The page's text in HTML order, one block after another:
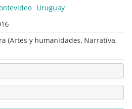
Uruguay
(Artes y humanidades, Narrativa,